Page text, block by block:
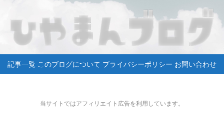
記事一覧 このブログについて プライバシーポリシー お問い合わせ
当サイトではアフィリエイト広告を利用しています。